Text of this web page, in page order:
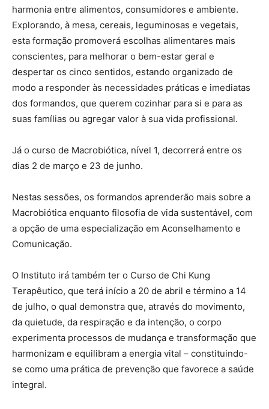
harmonia entre alimentos, consumidores e ambiente.
Explorando, à mesa, cereais, leguminosas e vegetais,
esta formação promoverá escolhas alimentares mais
conscientes, para melhorar o bem-estar geral e
despertar os cinco sentidos, estando organizado de
modo a responder às necessidades práticas e imediatas
dos formandos, que querem cozinhar para si e para as
suas famílias ou agregar valor à sua vida profissional.
Já o curso de Macrobiótica, nível 1, decorrerá entre os
dias 2 de março e 23 de junho.
Nestas sessões, os formandos aprenderão mais sobre a
Macrobiótica enquanto filosofia de vida sustentável, com
a opção de uma especialização em Aconselhamento e
Comunicação.
O Instituto irá também ter o Curso de Chi Kung
Terapêutico, que terá início a 20 de abril e término a 14
de julho, o qual demonstra que, através do movimento,
da quietude, da respiração e da intenção, o corpo
experimenta processos de mudança e transformação que
harmonizam e equilibram a energia vital – constituindo-
se como uma prática de prevenção que favorece a saúde
integral.